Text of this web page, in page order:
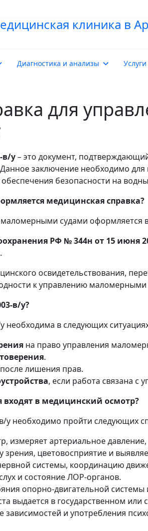
Диагностика и анализы Услуги
для
в/у– это документ,
заключение необходимо для
безопасности на
медицинская справка?
судами оформляется в
РФ № 344н от 15 июня
освидетельствования,
к управлению
в/у?
необходима в следующих
на право управления
.
после лишения прав.
, если работа связана
входят в медицинский осмотр?
у необходимо пройти следующих
измеряет артериальное
зрения, цветовосприятие и
системы, координацию
и состояние ЛОР-органов.
опорно-двигательной
выдается в государственном
зависимостей и употребления